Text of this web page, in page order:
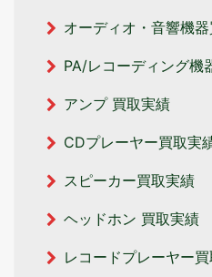
オーディオ・音響機器
PA/レコーディング機
アンプ 買取実績
CDプレーヤー買取実
スピーカー買取実績
ヘッドホン 買取実績
レコードプレーヤー